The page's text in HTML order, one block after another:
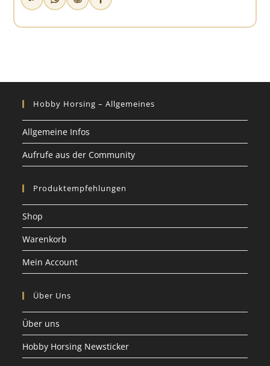
Hobby Horsing – Allgemeines
Allgemeine Infos
Aufrufe aus der Community
Produktempfehlungen
Shop
Warenkorb
Mein Account
Über Uns
Über uns
Hobby Horsing Newsticker